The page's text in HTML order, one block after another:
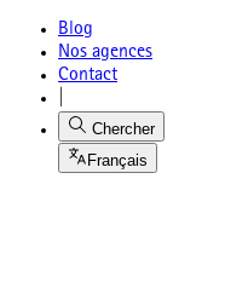
Blog
Nos agences
Contact
Chercher
Français